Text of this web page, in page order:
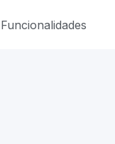
Funcionalidades